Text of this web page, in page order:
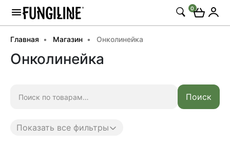
0
Главная Магазин Онколинейка
Онколинейка
Поиск
Показать все фильтры